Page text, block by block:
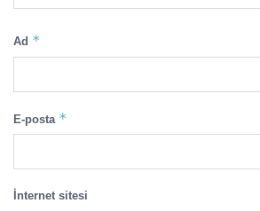
Ad *
E-posta *
İnternet sitesi